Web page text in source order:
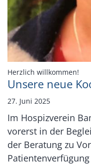
Herzlich willkommen!
Unsere neue
27. Juni 2025
Im Hospizverein
vorerst in der
der Beratung zu